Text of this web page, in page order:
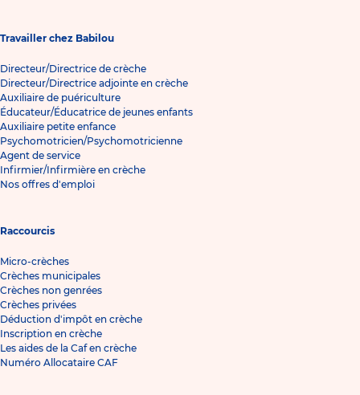
Travailler chez Babilou
Directeur/Directrice de crèche
Directeur/Directrice adjointe en crèche
Auxiliaire de puériculture
Éducateur/Éducatrice de jeunes enfants
Auxiliaire petite enfance
Psychomotricien/Psychomotricienne
Agent de service
Infirmier/Infirmière en crèche
Nos offres d'emploi
Raccourcis
Micro-crèches
Crèches municipales
Crèches non genrées
Crèches privées
Déduction d'impôt en crèche
Inscription en crèche
Les aides de la Caf en crèche
Numéro Allocataire CAF